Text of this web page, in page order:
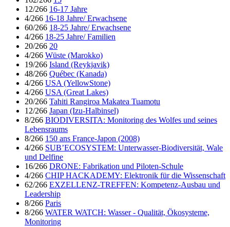
12/266 16-17 Jahre
4/266 16-18 Jahre/ Erwachsene
60/266 18-25 Jahre/ Erwachsene
4/266 18-25 Jahre/ Familien
20/266 20
4/266 Wüste (Marokko)
19/266 Island (Reykjavik)
48/266 Québec (Kanada)
4/266 USA (YellowStone)
4/266 USA (Great Lakes)
20/266 Tahiti Rangiroa Makatea Tuamotu
12/266 Japan (Izu-Halbinsel)
8/266 BIODIVERSITA: Monitoring des Wolfes und seines
Lebensraums
8/266 150 ans France-Japon (2008)
4/266 SUB’ECOSYSTEM: Unterwasser-Biodiversität, Wale
und Delfine
16/266 DRONE: Fabrikation und Piloten-Schule
4/266 CHIP HACKADEMY: Elektronik für die Wissenschaft
62/266 EXZELLENZ-TREFFEN: Kompetenz-Ausbau und
Leadership
8/266 Paris
8/266 WATER WATCH: Wasser - Qualität, Ökosysteme,
Monitoring